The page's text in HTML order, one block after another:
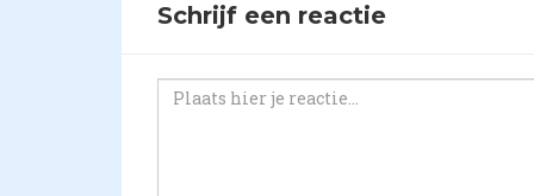
Schrijf een reactie